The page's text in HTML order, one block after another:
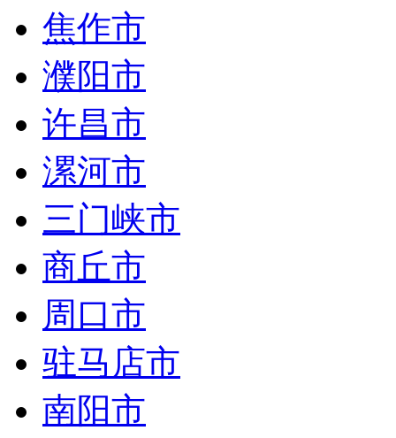
焦作市
濮阳市
许昌市
漯河市
三门峡市
商丘市
周口市
驻马店市
南阳市